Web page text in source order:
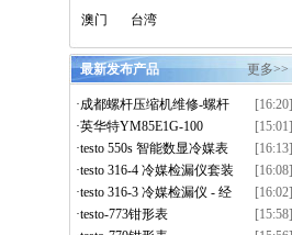
澳门
台湾
更多>>
最新发布产品
·成都螺杆压缩机维修-螺杆
压缩机大修-离心压缩机维
修-上门拆解维保服务
[16:20]
·英华特YM85E1G-100
[15:01]
·testo 550s 智能数显冷媒表
真空套装
[16:13]
·testo 316-4 冷媒检漏仪套装
[16:08]
·testo 316-3 冷媒检漏仪 - 经
济型
[16:02]
·testo-773钳形表
[15:58]